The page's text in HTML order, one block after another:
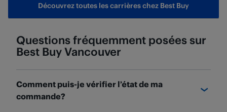
Découvrez toutes les carrières chez Best Buy
Questions fréquemment posées sur
Best BuyVancouver
Comment puis-je vérifier l’état de ma
commande?